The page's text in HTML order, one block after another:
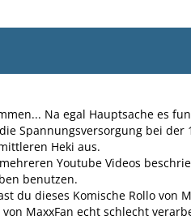
Na egal Hauptsache es
Spannungsversorgung bei der
Heki aus.
Youtube Videos
benutzen.
du dieses Komische Rollo von
MaxxFan echt schlecht